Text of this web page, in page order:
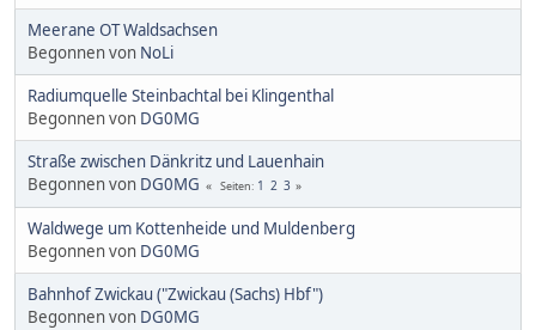
Meerane OT Waldsachsen
Begonnen von NoLi
Radiumquelle Steinbachtal bei Klingenthal
Begonnen von DG0MG
Straße zwischen Dänkritz und Lauenhain
Begonnen von DG0MG Seiten 1 2 3
Waldwege um Kottenheide und Muldenberg
Begonnen von DG0MG
Bahnhof Zwickau ("Zwickau (Sachs) Hbf")
Begonnen von DG0MG